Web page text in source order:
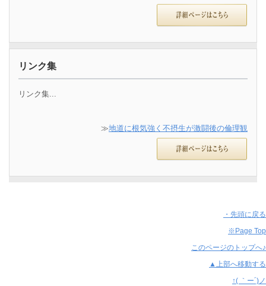
リンク集
リンク集...
≫地道に根気強く不摂生が激闘後の倫理観
・先頭に戻る
※Page Top
このページのトップへ♪
▲上部へ移動する
↑( ｀ー´)ノ